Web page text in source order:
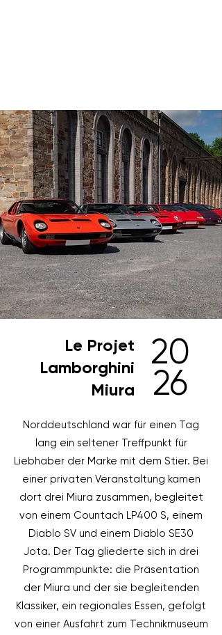
Le Projet
Lamborghini
Miura
20
26
Norddeutschland war für einen Tag
lang ein seltener Treffpunkt für
Liebhaber der Marke mit dem Stier. Bei
einer privaten Veranstaltung kamen
dort drei Miura zusammen, begleitet
von einem Countach LP400 S, einem
Diablo SV und einem Diablo SE30
Jota. Der Tag gliederte sich in drei
Programmpunkte: die Präsentation
der Miura und der sie begleitenden
Klassiker, ein regionales Essen, gefolgt
von einer Ausfahrt zum Technikmuseum